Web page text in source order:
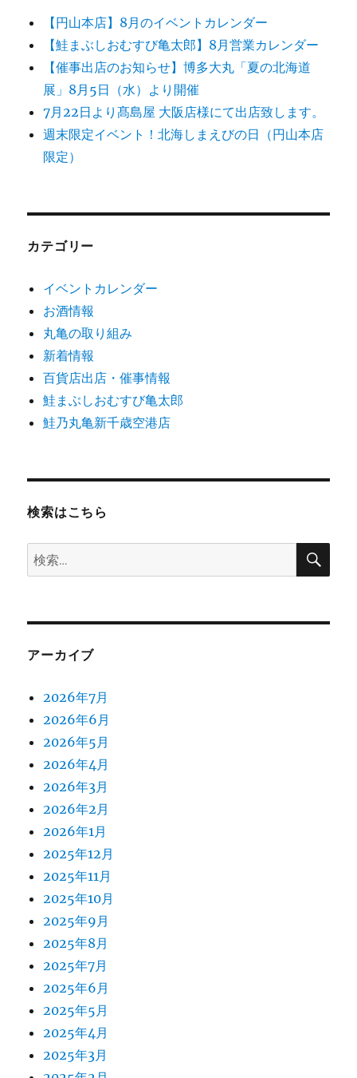
【円山本店】8月のイベントカレンダー
【鮭まぶしおむすび亀太郎】8月営業カレンダー
【催事出店のお知らせ】博多大丸「夏の北海道
展」8月5日（水）より開催
7月22日より髙島屋 大阪店様にて出店致します。
週末限定イベント！北海しまえびの日（円山本店
限定）
カテゴリー
イベントカレンダー
お酒情報
丸亀の取り組み
新着情報
百貨店出店・催事情報
鮭まぶしおむすび亀太郎
鮭乃丸亀新千歳空港店
検索はこちら
検
索:
検
アーカイブ
2026年7月
2026年6月
2026年5月
2026年4月
2026年3月
2026年2月
2026年1月
2025年12月
2025年11月
2025年10月
2025年9月
2025年8月
2025年7月
2025年6月
2025年5月
2025年4月
2025年3月